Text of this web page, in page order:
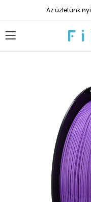
Az üzletünk